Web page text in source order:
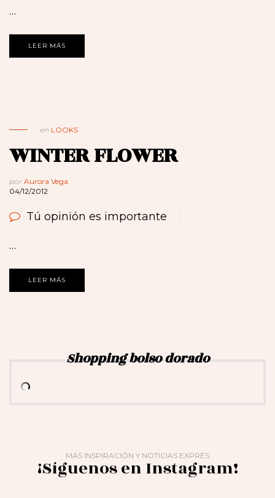
…
LEER MÁS
en LOOKS
WINTER FLOWER
por Aurora Vega
04/12/2012
Tú opinión es importante
…
LEER MÁS
Shopping bolso dorado
MÁS INSPIRACIÓN Y NOTICIAS EXPRÉS
¡Síguenos en Instagram!